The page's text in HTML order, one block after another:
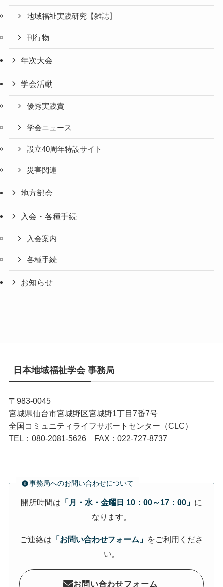
地域福祉実践研究【雑誌】
刊行物
年次大会
学会活動
優秀実践賞
学会ニュース
設立40周年特設サイト
災害関連
地方部会
入会・各種手続
入会案内
各種手続
お知らせ
日本地域福祉学会 事務局
〒983-0045
宮城県仙台市宮城野区宮城野1丁目7番7号
全国コミュニティライフサポートセンター（CLC）
TEL：080-2081-5626 FAX：022-727-8737
事務局へのお問い合わせについて
開所時間は 「月・水・金曜日 10：00～17：00」 に
なります。
ご連絡は 「お問い合わせフォーム」 をご利用くださ
い。
お問い合わせフォーム